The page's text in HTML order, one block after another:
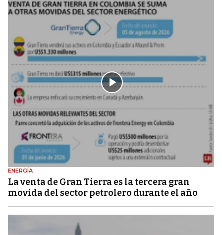
ENERGÍA
La venta de Gran Tierra es la tercera gran
movida del sector petrolero durante el año